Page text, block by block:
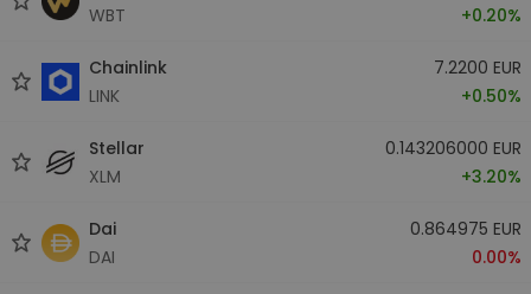
WBT
+0.20%
Chainlink
LINK
7.2200 EUR
+0.50%
Stellar
XLM
0.143206000 EUR
+3.20%
Dai
DAI
0.864975 EUR
0.00%